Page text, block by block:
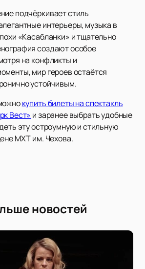
подчёркивает стиль
интерьеры, музыка в
«Касабланки» и тщательно
создают особое
на конфликты и
мир героев остаётся
устойчивым.
купить билеты на спектакль
Вест» и заранее выбрать удобные
эту остроумную и стильную
МХТ им. Чехова.
новостей